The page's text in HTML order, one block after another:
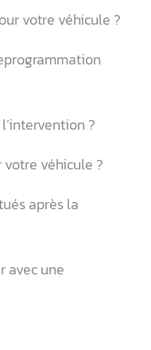
votre véhicule ?
?
véhicule ?
après la
avec une